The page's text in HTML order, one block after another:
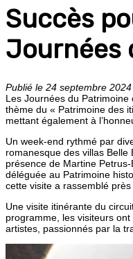
Succès
Journées
Publié le 24 septembre 2024
Les Journées du
thème du « Patrimoine des
mettant également à
Un week-end rythmé par
romanesque des villas Belle
présence de Martine
déléguée au Patrimoine
cette visite a rassemblé près
Une visite itinérante du
programme, les visiteurs
artistes, passionnés par la